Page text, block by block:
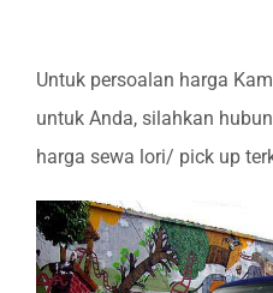
Untuk persoalan harga
untuk Anda, silahkan
harga sewa lori/ pick up